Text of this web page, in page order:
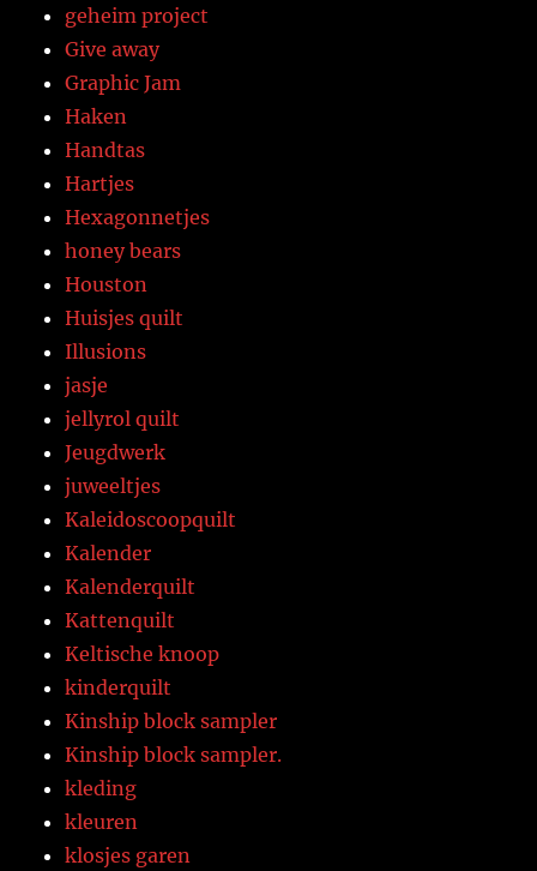
geheim project
Give away
Graphic Jam
Haken
Handtas
Hartjes
Hexagonnetjes
honey bears
Houston
Huisjes quilt
Illusions
jasje
jellyrol quilt
Jeugdwerk
juweeltjes
Kaleidoscoopquilt
Kalender
Kalenderquilt
Kattenquilt
Keltische knoop
kinderquilt
Kinship block sampler
Kinship block sampler.
kleding
kleuren
klosjes garen